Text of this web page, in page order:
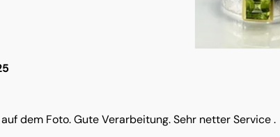
dem Foto. Gute Verarbeitung. Sehr netter Service .